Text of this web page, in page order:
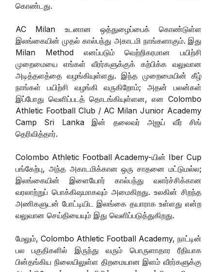
கொண்டது.
AC Milan உடனான ஒத்துழைப்பைக் கொண்டுள்ள
இலங்கையின் முதல் கால்பந்து அகாடமி நாங்களாகும். இது
Milan Method எனப்படும் வெற்றிகரமான பயிற்சி
முறைமையை எங்கள் வீரர்களுக்குக் கற்பிக்க வலுவான
அடித்தளத்தை வழங்கியுள்ளது. இந்த முறைமையின் கீழ்
நாங்கள் பயிற்சி வழங்கி வருகிறோம்; அதன் பலன்கள்
இப்போது வெளிப்படத் தொடங்கியுள்ளன, என Colombo
Athletic Football Club / AC Milan Junior Academy
Camp Sri Lanka இன் தலைவர் அஜய் வீர் சிங்
தெரிவித்தார்.
Colombo Athletic Football Academy-யின் Iber Cup
பங்கேற்பு, அந்த அகாடமிக்கான ஒரு சாதனை மட்டுமல்ல;
இலங்கையின் இளையோர் கால்பந்து வளர்ச்சிக்கான
வரலாற்றுப் பொக்கிஷமாகவும் அமைகிறது. உலகின் சிறந்த
அணிகளுடன் போட்டியிட இலங்கை தயாராக உள்ளது என்ற
வலுவான செய்தியையும் இது வெளிப்படுத்துகிறது.
மேலும், Colombo Athletic Football Academy, நாட்டின்
பல பகுதிகளில் இருந்து வரும் பொருளாதார ரீதியாக
பின்தங்கிய நிலையிலுள்ள திறமையான இளம் வீரர்களுக்கு